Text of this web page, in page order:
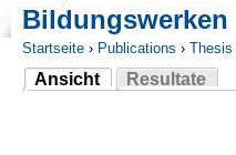
Bildungswerken
Sie sind hier
Startseite › Publications › Thesis
Ansicht
(aktiver Reiter)
Resultate